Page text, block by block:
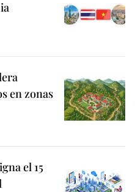
en zonas
el 15